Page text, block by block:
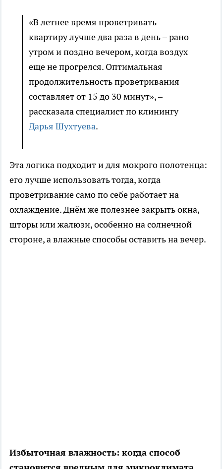
«В летнее время проветривать
квартиру лучше два раза в день – рано
утром и поздно вечером, когда воздух
еще не прогрелся. Оптимальная
продолжительность проветривания
составляет от 15 до 30 минут», –
рассказала специалист по клинингу
Дарья Шухтуева.
Эта логика подходит и для мокрого полотенца:
его лучше использовать тогда, когда
проветривание само по себе работает на
охлаждение. Днём же полезнее закрыть окна,
шторы или жалюзи, особенно на солнечной
стороне, а влажные способы оставить на вечер.
Избыточная влажность: когда способ